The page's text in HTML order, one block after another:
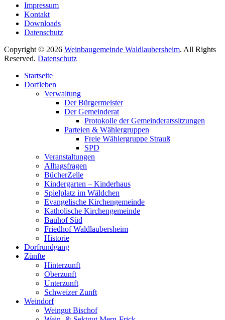
Impressum
Kontakt
Downloads
Datenschutz
Copyright © 2026 Weinbaugemeinde Waldlaubersheim. All Rights
Reserved. Datenschutz
oben
scrollen
Startseite
Dorfleben
Verwaltung
Der Bürgermeister
Der Gemeinderat
Protokolle der Gemeinderatssitzungen
Parteien & Wählergruppen
Freie Wählergruppe Strauß
SPD
Veranstaltungen
Alltagsfragen
BücherZelle
Kindergarten – Kinderhaus
Spielplatz im Wäldchen
Evangelische Kirchengemeinde
Katholische Kirchengemeinde
Bauhof Süd
Friedhof Waldlaubersheim
Historie
Dorfrundgang
Zünfte
Hinterzunft
Oberzunft
Unterzunft
Schweizer Zunft
Weindorf
Weingut Bischof